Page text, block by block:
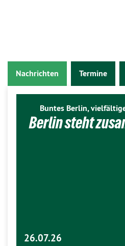
Nachrichten Termine
Buntes Berlin,
Berlin steht
26.07.26